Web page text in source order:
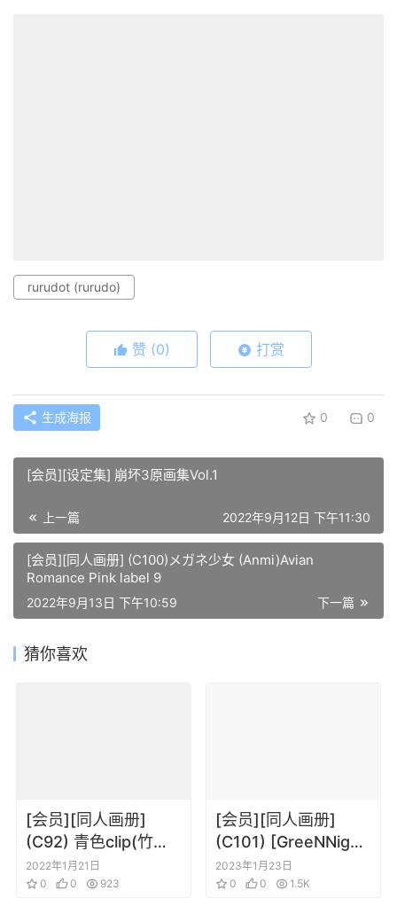
rurudot (rurudo)
赞 (0) 打赏
生成海报 0 0
[会员][设定集] 崩坏3原画集Vol.1
上一篇 2022年9月12日 下午11:30
[会员][同人画册] (C100)メガネ少女 (Anmi)Avian
Romance Pink label 9
下一篇
2022年9月13日 下午10:59
猜你喜欢
[会员][同人画册]
(C92) 青色clip(竹花
ノート) Kan-Dume 5
2022年1月21日
0
0 923
[会员][同人画册]
(C101) [GreeNNight
(GreeN)] Nightmare
Rakugaki (オリジナ
2023年1月23日
0
0 1.5K